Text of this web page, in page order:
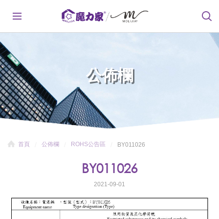
公佈欄
首頁 公佈欄 ROHS公告區 BY011026
BY011026
2021-09-01